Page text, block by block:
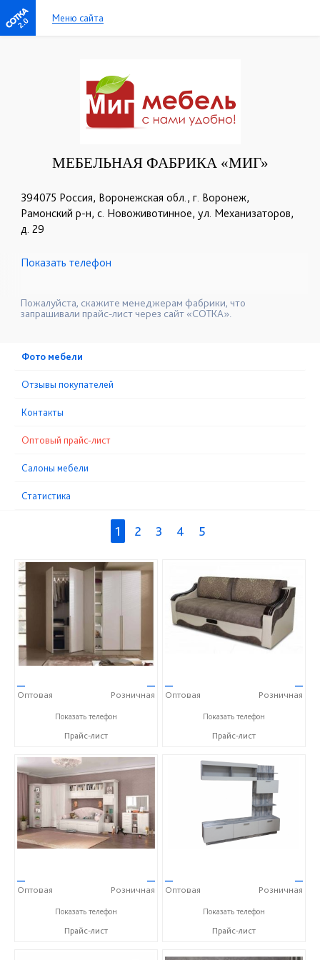
2.0 Меню сайта
МЕБЕЛЬНАЯ ФАБРИКА «МИГ»
394075 Россия, Воронежская обл., г. Воронеж,
Рамонский р-н, с. Новоживотинное, ул. Механизаторов,
д. 29
☎+7 (473) 202-32-87
Показать телефон
Пожалуйста, скажите менеджерам фабрики, что
запрашивали прайс-лист через сайт «СОТКА».
Фото мебели
Отзывы покупателей
Контакты
Оптовый прайс-лист
Cалоны мебели
Статистика
1 2 3 4 5
—
Оптовая
—
Розничная
+7 (473) 202-32-87
Показать телефон
Прайс-лист
—
Оптовая
—
Розничная
+7 (473) 202-32-87
Показать телефон
Прайс-лист
—
Оптовая
—
Розничная
+7 (473) 202-32-87
Показать телефон
Прайс-лист
—
Оптовая
—
Розничная
+7 (473) 202-32-87
Показать телефон
Прайс-лист